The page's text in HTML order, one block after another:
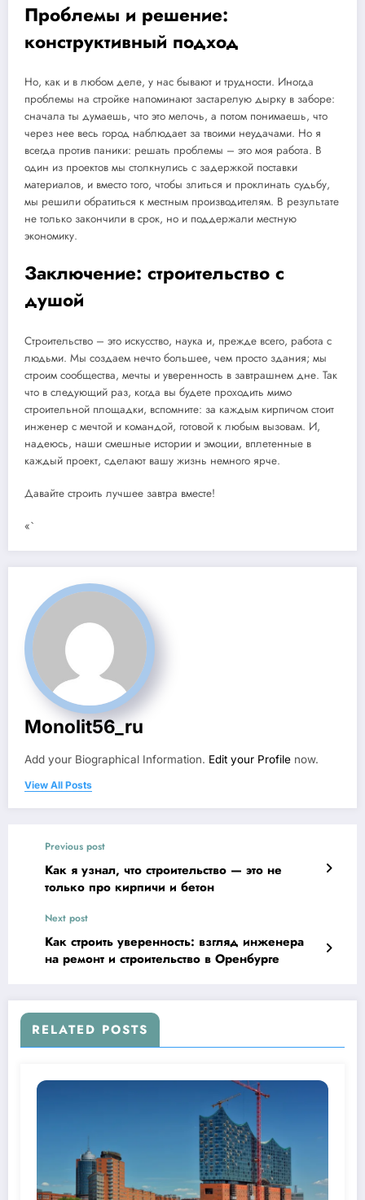
Проблемы и решение:
конструктивный подход
Но, как и в любом деле, у нас бывают и трудности. Иногда
проблемы на стройке напоминают застарелую дырку в заборе:
сначала ты думаешь, что это мелочь, а потом понимаешь, что
через нее весь город наблюдает за твоими неудачами. Но я
всегда против паники: решать проблемы – это моя работа. В
один из проектов мы столкнулись с задержкой поставки
материалов, и вместо того, чтобы злиться и проклинать судьбу,
мы решили обратиться к местным производителям. В результате
не только закончили в срок, но и поддержали местную
экономику.
Заключение: строительство с
душой
Строительство – это искусство, наука и, прежде всего, работа с
людьми. Мы создаем нечто большее, чем просто здания; мы
строим сообщества, мечты и уверенность в завтрашнем дне. Так
что в следующий раз, когда вы будете проходить мимо
строительной площадки, вспомните: за каждым кирпичом стоит
инженер с мечтой и командой, готовой к любым вызовам. И,
надеюсь, наши смешные истории и эмоции, вплетенные в
каждый проект, сделают вашу жизнь немного ярче.
Давайте строить лучшее завтра вместе!
«`
Monolit56_ru
Add your Biographical Information. Edit your Profile now.
View All Posts
Previous post
Как я узнал, что строительство — это не
только про кирпичи и бетон
Next post
Как строить уверенность: взгляд инженера
на ремонт и строительство в Оренбурге
RELATED POSTS